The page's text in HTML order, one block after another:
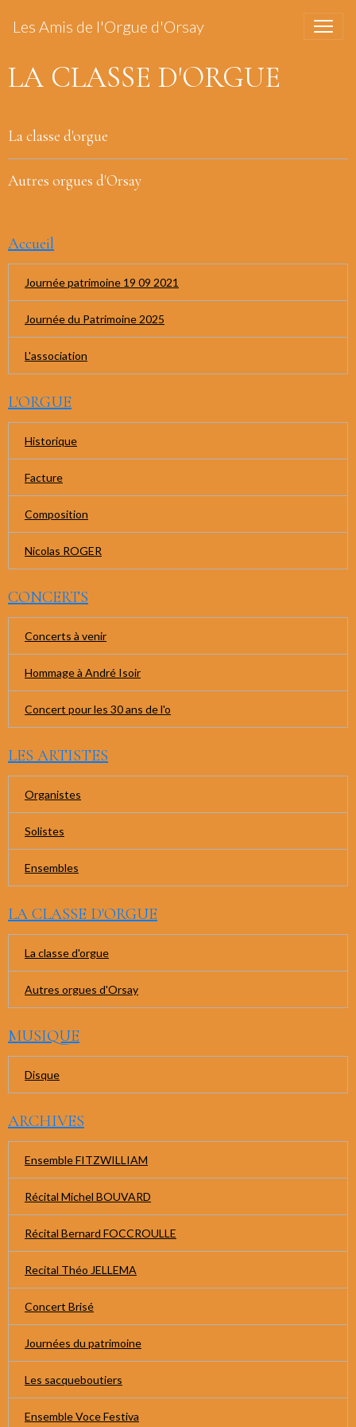
Les Amis de l'Orgue d'Orsay
LA CLASSE D'ORGUE
La classe d'orgue
Autres orgues d'Orsay
Accueil
Journée patrimoine 19 09 2021
Journée du Patrimoine 2025
L'association
L'ORGUE
Historique
Facture
Composition
Nicolas ROGER
CONCERTS
Concerts à venir
Hommage à André Isoir
Concert pour les 30 ans de l'o
LES ARTISTES
Organistes
Solistes
Ensembles
LA CLASSE D'ORGUE
La classe d'orgue
Autres orgues d'Orsay
MUSIQUE
Disque
ARCHIVES
Ensemble FITZWILLIAM
Récital Michel BOUVARD
Récital Bernard FOCCROULLE
Recital Théo JELLEMA
Concert Brisé
Journées du patrimoine
Les sacqueboutiers
Ensemble Voce Festiva